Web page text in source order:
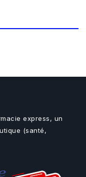
express, un
(santé,